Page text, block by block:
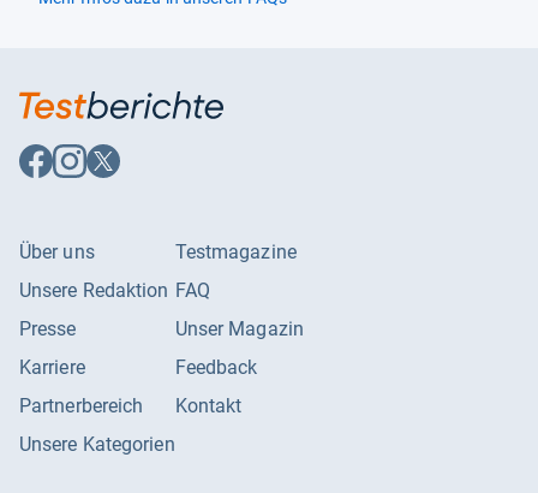
Auf
Facebook
Auf
Instagram
Auf
X
Über uns
Unsere Redaktion
Presse
Karriere
Partnerbereich
Unsere Kategorien
Testmagazine
FAQ
Unser Magazin
Feedback
Kontakt